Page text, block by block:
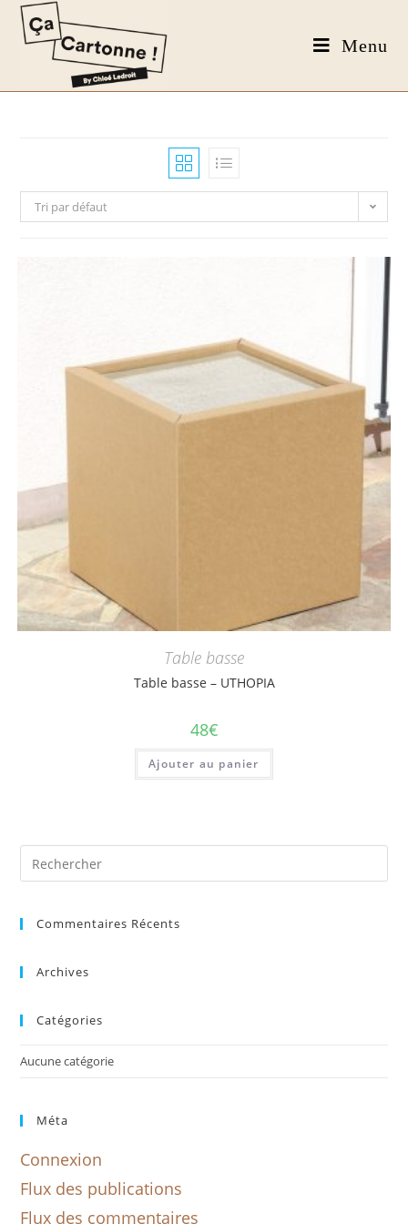
Menu
Tri par défaut
Table basse
Table basse – UTHOPIA
48€
Ajouter au panier
Commentaires Récents
Archives
Catégories
Aucune catégorie
Méta
Connexion
Flux des publications
Flux des commentaires